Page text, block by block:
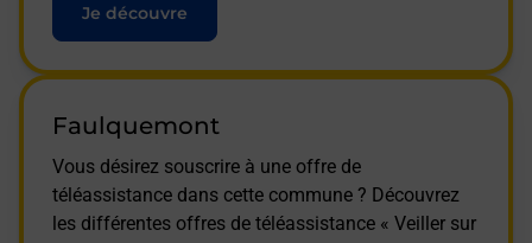
Je découvre
Faulquemont
Vous désirez souscrire à une offre de
téléassistance dans cette commune ? Découvrez
les différentes offres de téléassistance « Veiller sur